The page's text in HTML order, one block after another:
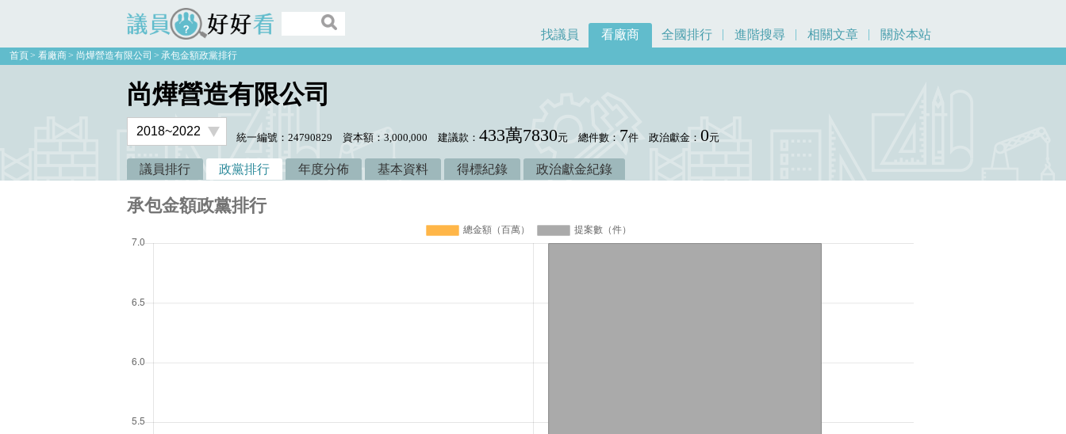
議員好好看
找議員 看廠商 全國排行 進階搜尋 相關文章 關於本站
首頁 看廠商 尚燁營造有限公司 承包金額政黨排行
尚燁營造有限公司
統一編號：24790829 資本額：3,000,000 建議款：433萬7830元 總件數： 7件 政治獻金：0元
議員排行 政黨排行 年度分佈 基本資料 得標紀錄 政治獻金紀錄
承包金額政黨排行